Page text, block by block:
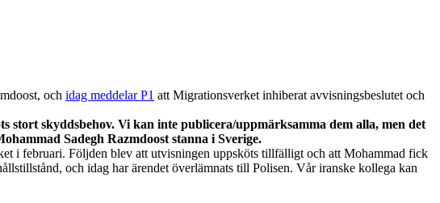
och idag meddelar P1 att Migrationsverket inhiberat avvisningsbeslutet och
stort skyddsbehov. Vi kan inte publicera/uppmärksamma dem alla, men det
Sadegh Razmdoost stanna i Sverige.
i februari. Följden blev att utvisningen uppsköts tillfälligt och att Mohammad fick
och idag har ärendet överlämnats till Polisen. Vår iranske kollega kan